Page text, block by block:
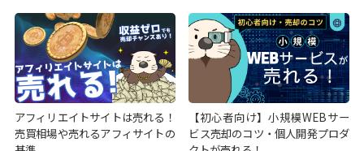
アフィリエイトサイトは売れる！
売買相場や売れるアフィサイトの
【初心者向け】小規模WEBサー
ビス売却のコツ・個人開発プロダ